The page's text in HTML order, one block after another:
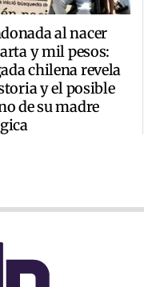
al nacer
y mil pesos:
chilena revela
y el posible
de su madre